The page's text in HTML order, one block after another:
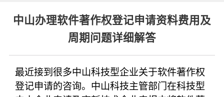
中山办理软件著作权登记申请资料费用及
周期问题详细解答
最近接到很多中山科技型企业关于软件著作权
登记申请的咨询。中山科技主管部门在科技型